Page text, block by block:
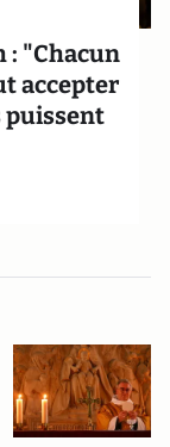
: "Chacun
accepter
puissent